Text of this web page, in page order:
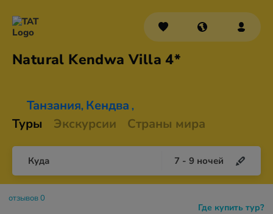
Natural Kendwa Villa 4*
Танзания, Кендва ,
Туры Экскурсии Страны мира
Куда 7 - 9 ночей
Где купить тур?
отзывов 0